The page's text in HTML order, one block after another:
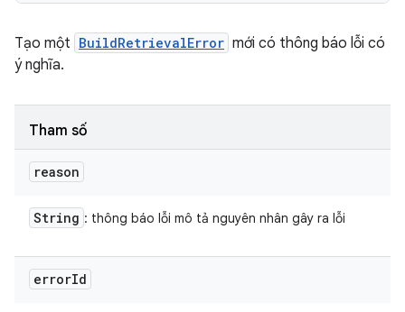
Tạo một BuildRetrievalError mới có thông báo lỗi có
ý nghĩa.
Tham số
reason
String : thông báo lỗi mô tả nguyên nhân gây ra lỗi
errorId